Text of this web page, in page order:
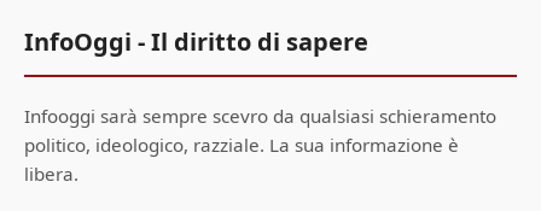
InfoOggi - Il diritto di sapere
Infooggi sarà sempre scevro da qualsiasi schieramento
politico, ideologico, razziale. La sua informazione è
libera.